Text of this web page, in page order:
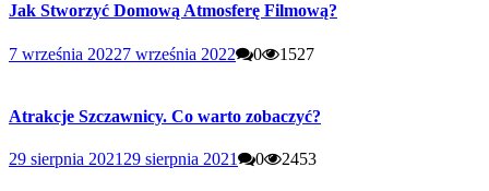
Jak Stworzyć Domową Atmosferę Filmową?
7 września 20227 września 2022 0 1527
Atrakcje Szczawnicy. Co warto zobaczyć?
29 sierpnia 2021 29 sierpnia 2021 0 2453